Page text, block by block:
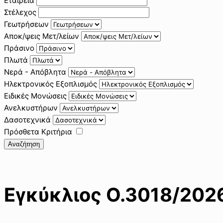
Στέλεχος
Γεωτρήσεων
Αποκ/ψεις Μετ/λείων
Πράσινο
Πλωτά
Νερά - Απόβλητα
Ηλεκτρονικός Εξοπλισμός
Ειδικές Μονώσεις
Ανελκυστήρων
Δασοτεχνικά
Πρόσθετα Κριτήρια
Αναζήτηση
Εγκύκλιος Ο.3018/